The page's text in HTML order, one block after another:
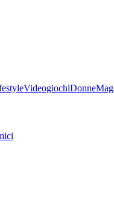
VideogiochiDonne